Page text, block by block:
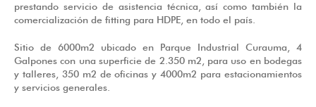
prestando servicio de asistencia técnica, así como también la
comercialización de fitting para HDPE, en todo el país.
Sitio de 6000m2 ubicado en Parque Industrial Curauma, 4
Galpones con una superficie de 2.350 m2, para uso en bodegas
y talleres, 350 m2 de oficinas y 4000m2 para estacionamientos
y servicios generales.